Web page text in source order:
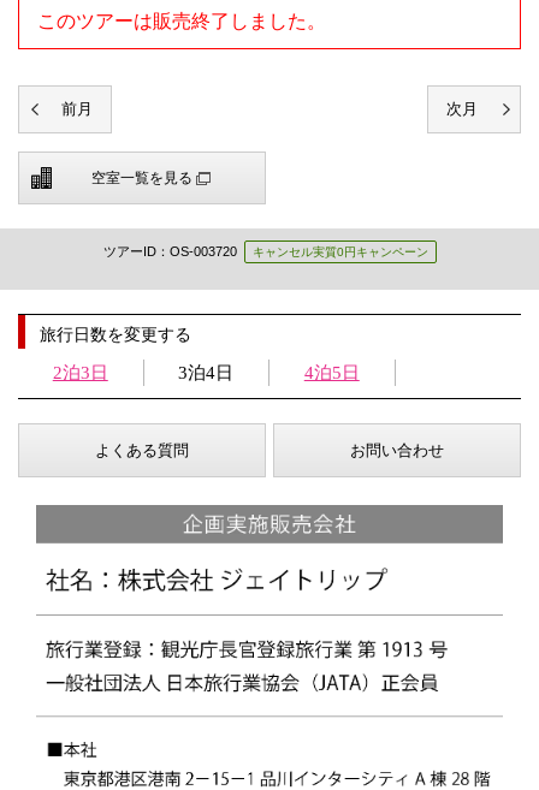
このツアーは販売終了しました。
空室一覧を見る
ツアーID：OS-003720 キャンセル実質0円キャンペーン
旅行日数を変更する
2泊3日 3泊4日 4泊5日
よくある質問 お問い合わせ